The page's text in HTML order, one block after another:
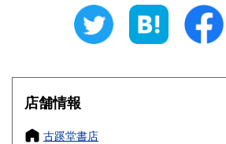
600円 三重県
大阪府
奈良県
店舗情報
古蹊堂書店